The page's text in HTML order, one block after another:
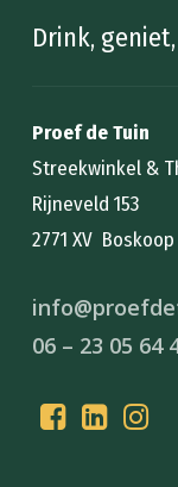
Drink,
Proef de Tuin
Streekwinkel &
Rijneveld 153
2771 XV Boskoop
06 – 23 05 64